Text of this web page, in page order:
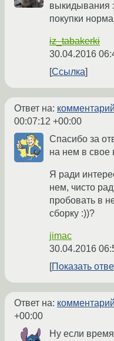
выкидывания
покупки
iz_tabakerki
30.04.2016
Ссылка
Ответ на: комментарий
00:07:12 +00:00
Спасибо за
на нем в свое
Я ради
нем, чисто
пробовать в
сборку :))?
jimac
30.04.2016
Показать
Ответ на: комментарий
+00:00
Ну если